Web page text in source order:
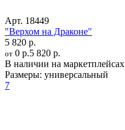
Арт. 18449
"Верхом на Драконе"
5 820 р.
от 0 р.5 820 р.
В наличии на маркетплейсах
Размеры: универсальный
7